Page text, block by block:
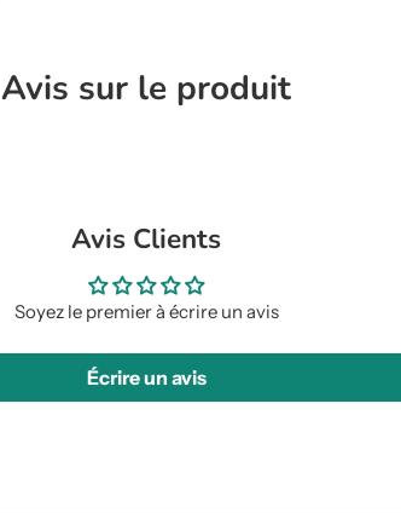
Avis sur le produit
Avis Clients
Soyez le premier à écrire un avis
Écrire un avis